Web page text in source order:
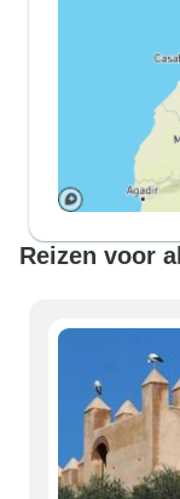
Reizen voor